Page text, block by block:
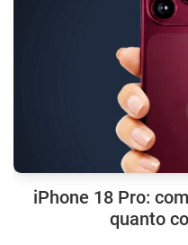
iPhone 18 Pro:
quanto